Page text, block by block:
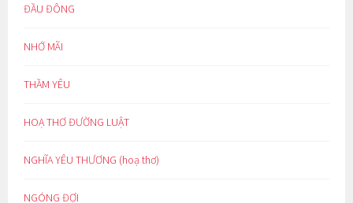
ĐẦU ĐÔNG
NHỚ MÃI
THẦM YÊU
HOẠ THƠ ĐƯỜNG LUẬT
NGHĨA YÊU THƯƠNG (hoạ thơ)
NGÓNG ĐỢI